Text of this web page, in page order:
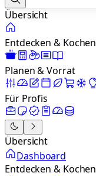
Übersicht
Entdecken & Kochen
Planen & Vorrat
Für Profis
Übersicht
Dashboard
Entdecken & Kochen